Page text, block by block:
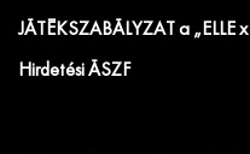
JÁTÉKSZABÁLYZAT a
Hirdetési ÁSZF